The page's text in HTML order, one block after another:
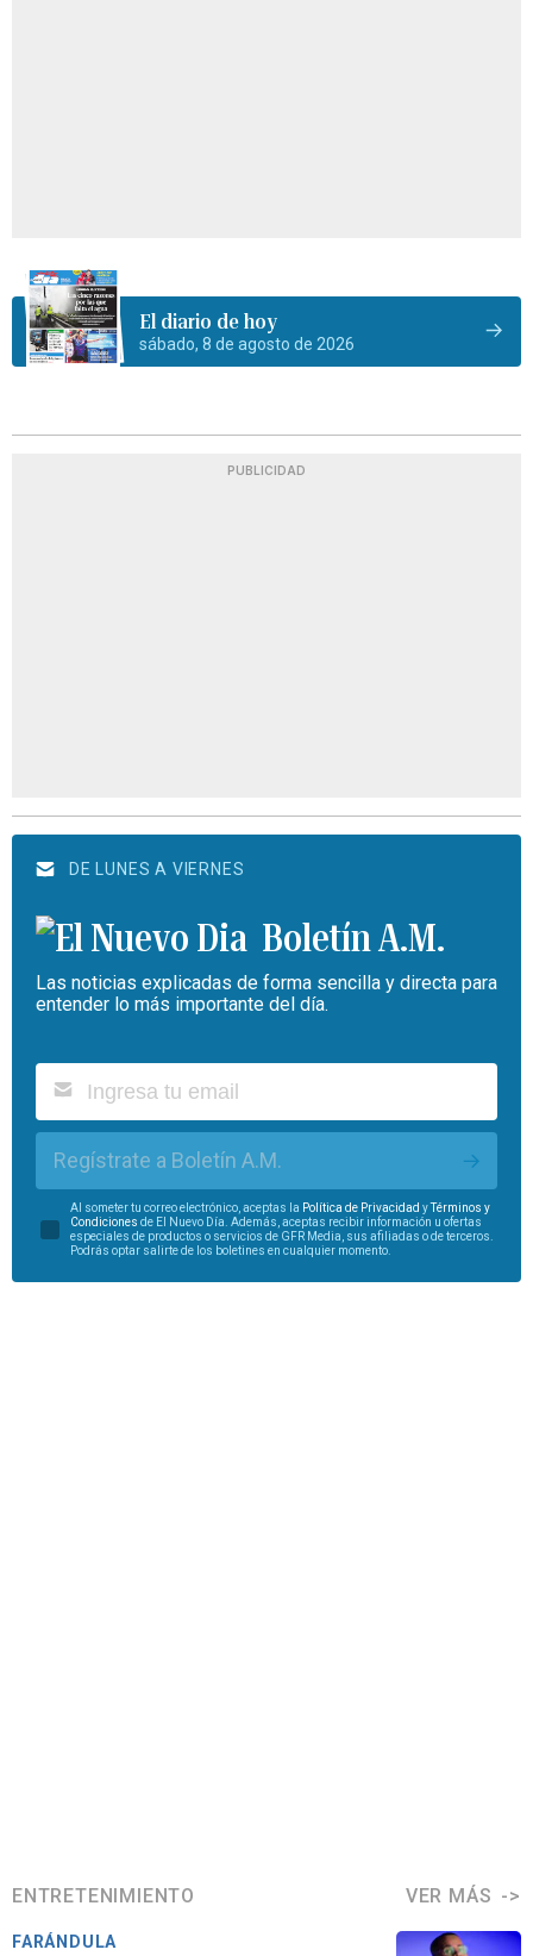
El diario de hoy
sábado, 8 de agosto de 2026
PUBLICIDAD
DE LUNES A VIERNES
Boletín A.M.
Las noticias explicadas de forma sencilla y directa para
entender lo más importante del día.
Regístrate a Boletín A.M.
Al someter tu correo electrónico, aceptas la Política de Privacidad yTérminos y
Condiciones de El Nuevo Día. Además, aceptas recibir información u ofertas
especiales de productos o servicios de GFR Media, sus afiliadas o de terceros.
Podrás optar salirte de los boletines en cualquier momento.
ENTRETENIMIENTO VER MÁS
FARÁNDULA